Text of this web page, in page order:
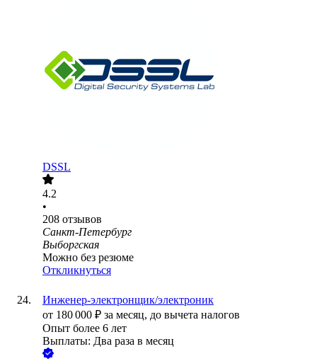
DSSL
4.2
•
208 отзывов
Санкт-Петербург
Выборгская
Можно без резюме
Откликнуться
Инженер-электронщик/электроник
от 180 000 ₽ за месяц, до вычета налогов
Опыт более 6 лет
Выплаты: Два раза в месяц